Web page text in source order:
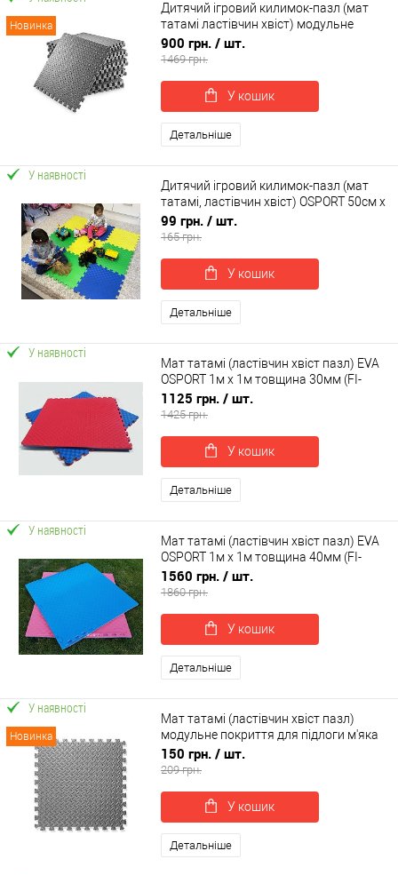
Новинка
Дитячий ігровий килимок-пазл (мат
татамі ластівчин хвіст) модульне
покриття для підлоги 6шт EVA OSPORT
(OF-0311)
900 грн. / шт.
1469 грн.
У кошик
Детальніше
У наявності
Дитячий ігровий килимок-пазл (мат
татамі, ластівчин хвіст) OSPORT 50см х
50см товщина 10мм (FI-0009)
99 грн. / шт.
165 грн.
У кошик
Детальніше
У наявності
Мат татамі (ластівчин хвіст пазл) EVA
OSPORT 1м х 1м товщина 30мм (FI-
0010-30)
1125 грн. / шт.
1425 грн.
У кошик
Детальніше
У наявності
Мат татамі (ластівчин хвіст пазл) EVA
OSPORT 1м х 1м товщина 40мм (FI-
0010-40)
1560 грн. / шт.
1860 грн.
У кошик
Детальніше
Новинка
У наявності
Мат татамі (ластівчин хвіст пазл)
модульне покриття для підлоги м'яка
підлога EVA OSPORT 60 х 60 х 1см (OF-
0313)
150 грн. / шт.
209 грн.
У кошик
Детальніше